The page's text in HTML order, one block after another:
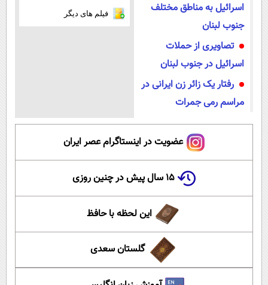
اسرائیل به مناطق مختلف
جنوب لبنان
تصاویری از حملات
اسرائیل در جنوب لبنان
رفتار یک زائر زن ایرانی در
مراسم رمی جمرات
فیلم های دیگر
عضویت در اینستاگرام عصر ایران
۱۵ سال پیش در چنین روزی
این لحظه با حافظ
گلستان سعدی